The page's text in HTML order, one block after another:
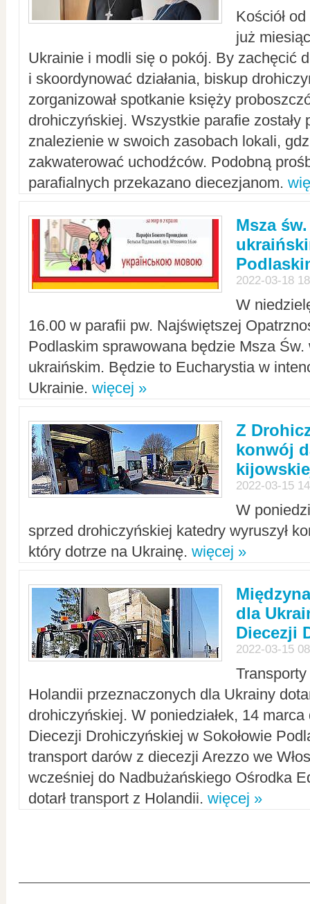
Kościół
już
Ukrainie i modli się o pokój. By zachęcić
i skoordynować działania, biskup
zorganizował spotkanie księży
drohiczyńskiej. Wszystkie parafie zostały
znalezienie w swoich zasobach lokali,
zakwaterować uchodźców. Podobną
parafialnych przekazano diecezjanom.
Msza
2022-03-18
W
16.00 w parafii pw. Najświętszej
Podlaskim sprawowana będzie Msza Św.
ukraińskim. Będzie to Eucharystia w
Ukrainie. więcej »
Z
konwój
2022-03-15
W
sprzed drohiczyńskiej katedry wyruszył
który dotrze na Ukrainę. więcej »
dla
Diecezji
2022-03-15
Holandii przeznaczonych dla Ukrainy
drohiczyńskiej. W poniedziałek, 14
Diecezji Drohiczyńskiej w Sokołowie
transport darów z diecezji Arezzo we
wcześniej do Nadbużańskiego Ośrodka
dotarł transport z Holandii. więcej »